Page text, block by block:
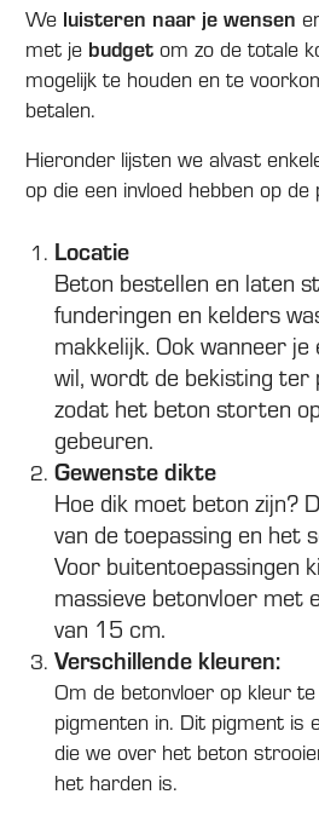
We luisteren naar je wensen
met je budget om zo de totale
mogelijk te houden en te
betalen.
Hieronder lijsten we alvast
op die een invloed hebben op de
Locatie
Beton bestellen en laten
funderingen en kelders
makkelijk. Ook wanneer
wil, wordt de bekisting ter
zodat het beton storten
gebeuren.
Gewenste dikte
Hoe dik moet beton zijn?
van de toepassing en het
Voor buitentoepassingen
massieve betonvloer met
van 15 cm.
Verschillende kleuren:
Om de betonvloer op kleur
pigmenten in. Dit pigment is
die we over het beton
het harden is.